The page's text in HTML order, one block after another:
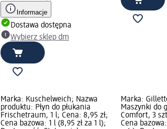
Informacje
Dostawa dostępna
Wybierz sklep dm
Marka: Kuschelweich; Nazwa
produktu: Płyn do płukania
Frischetraum, 1 l; Cena: 8,95 zł;
Cena bazowa: 1 l (8,95 zł za 1 l);
Marka:
Maszynki do
Comfort, 3
Cena